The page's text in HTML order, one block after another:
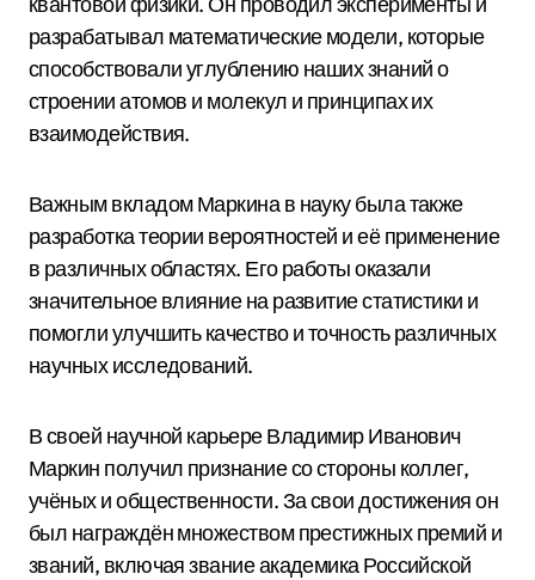
разрабатывал математические модели, которые
способствовали углублению наших знаний о
строении атомов и молекул и принципах их
взаимодействия.
Важным вкладом Маркина в науку была также
разработка теории вероятностей и её применение
в различных областях. Его работы оказали
значительное влияние на развитие статистики и
помогли улучшить качество и точность различных
научных исследований.
В своей научной карьере Владимир Иванович
Маркин получил признание со стороны коллег,
учёных и общественности. За свои достижения он
был награждён множеством престижных премий и
званий, включая звание академика Российской